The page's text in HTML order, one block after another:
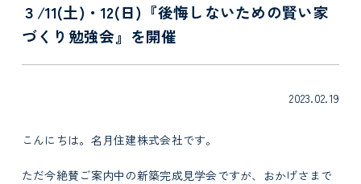
３/11(土)・12(日)『後悔しないための賢い家
づくり勉強会』を開催
2023.02.19
こんにちは。名月住建株式会社です。
ただ今絶賛ご案内中の新築完成見学会ですが、おかげさまで